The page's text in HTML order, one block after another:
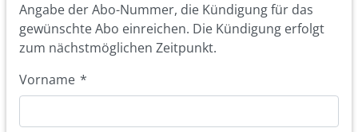
Angabe der Abo-Nummer, die Kündigung für das
gewünschte Abo einreichen. Die Kündigung erfolgt
zum nächstmöglichen Zeitpunkt.
Vorname *